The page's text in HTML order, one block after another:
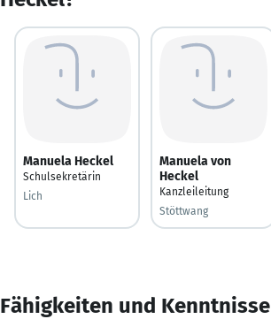
Manuela Heckel
Schulsekretärin
Lich
Manuela von
Heckel
Kanzleileitung
Stöttwang
Fähigkeiten und Kenntnisse